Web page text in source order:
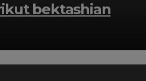
bektashian